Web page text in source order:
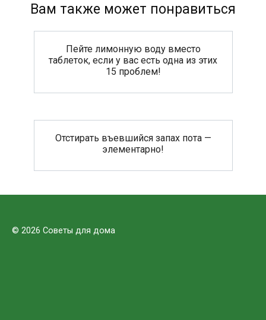
Вам также может понравиться
Пейте лимонную воду вместо
таблеток, если у вас есть одна из этих
15 проблем!
Отстирать въевшийся запах пота —
элементарно!
© 2026 Советы для дома